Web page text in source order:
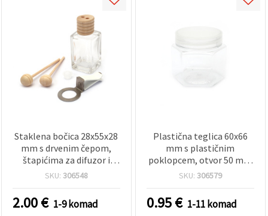
Staklena bočica 28x55x28
mm s drvenim čepom,
štapićima za difuzor i
kopčom za miris za DIY
SKU: 306548
2.00€ 1-9 komad
Plastična teglica 60x66
mm s plastičnim
poklopcem, otvor 50 mm
– za hobi i ručni rad
SKU: 306579
0.95€ 1-11 komad